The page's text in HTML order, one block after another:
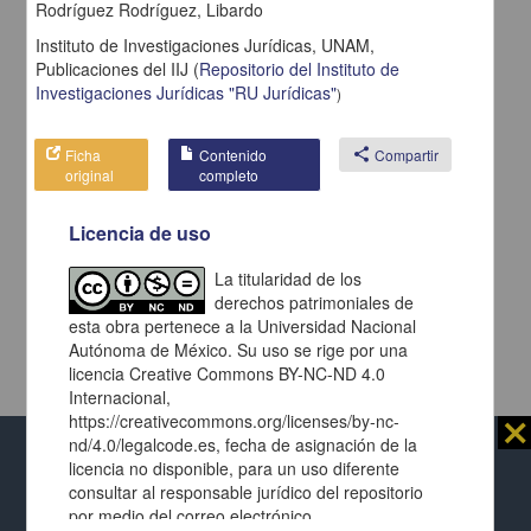
Al usar este repositorio estás aceptando sus
términos y condiciones de uso, y te obligas a
respetar los derechos expresados en las
⨯
Repositorio Institucional de la
Rodríguez Rodríguez, Libardo
Instituto de Investigaciones Jurídicas, UNAM,
Publicaciones del IIJ (Repositorio del Instituto de
Investigaciones Jurídicas "RU Jurídicas")
Ficha
original
Contenido
completo
share Compartir
Licencia de uso
La titularidad de los
derechos patrimoniales de
esta obra pertenece a la Universidad Nacional
Autónoma de México. Su uso se rige por una
licencia Creative Commons BY-NC-ND 4.0
Internacional,
https://creativecommons.org/licenses/by-nc-
nd/4.0/legalcode.es, fecha de asignación de la
licencia no disponible, para un uso diferente
consultar al responsable jurídico del repositorio
por medio del correo electrónico